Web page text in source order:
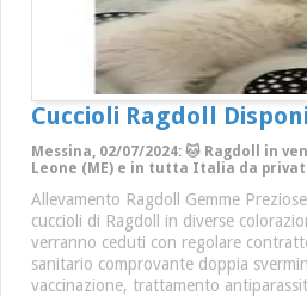
Cuccioli Ragdoll
Messina, 02/07/2024: 🐱 Ragdoll in
Leone (ME) e in tutta Italia da
Allevamento Ragdoll Gemme
cuccioli di Ragdoll in diverse
verranno ceduti con regolare
sanitario comprovante doppia
vaccinazione, trattamento